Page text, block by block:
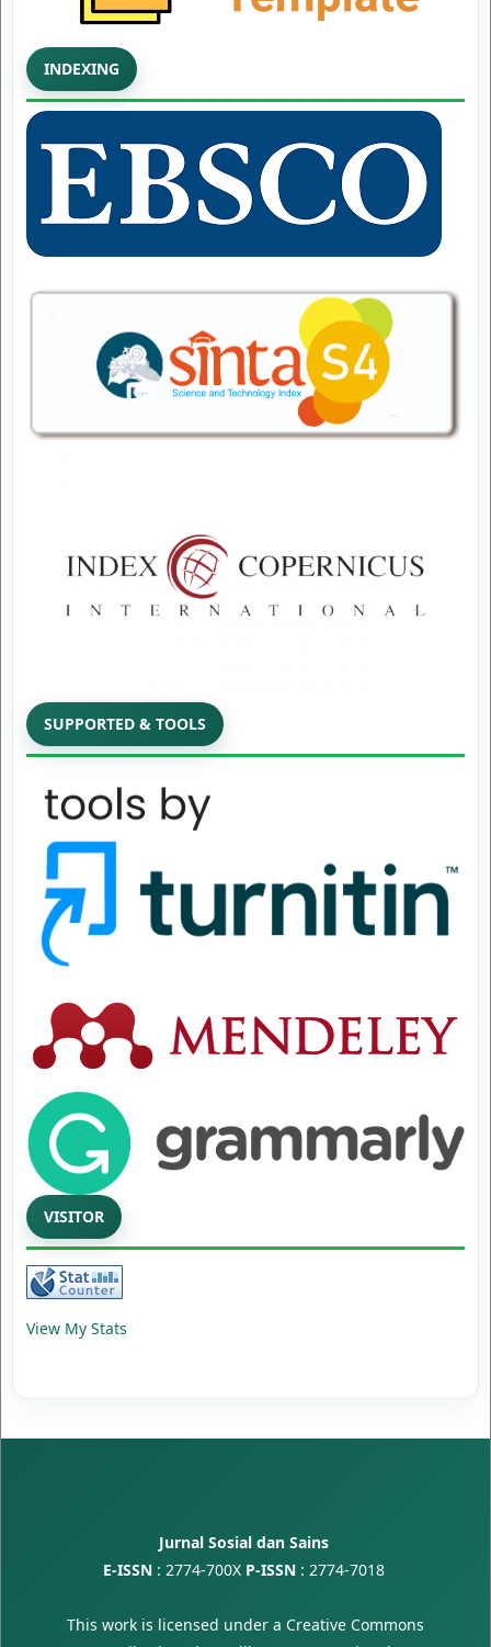
INDEXING
SUPPORTED & TOOLS
VISITOR
View My Stats
Jurnal Sosial dan Sains
E-ISSN : 2774-700X P-ISSN : 2774-7018
This work is licensed under a Creative Commons